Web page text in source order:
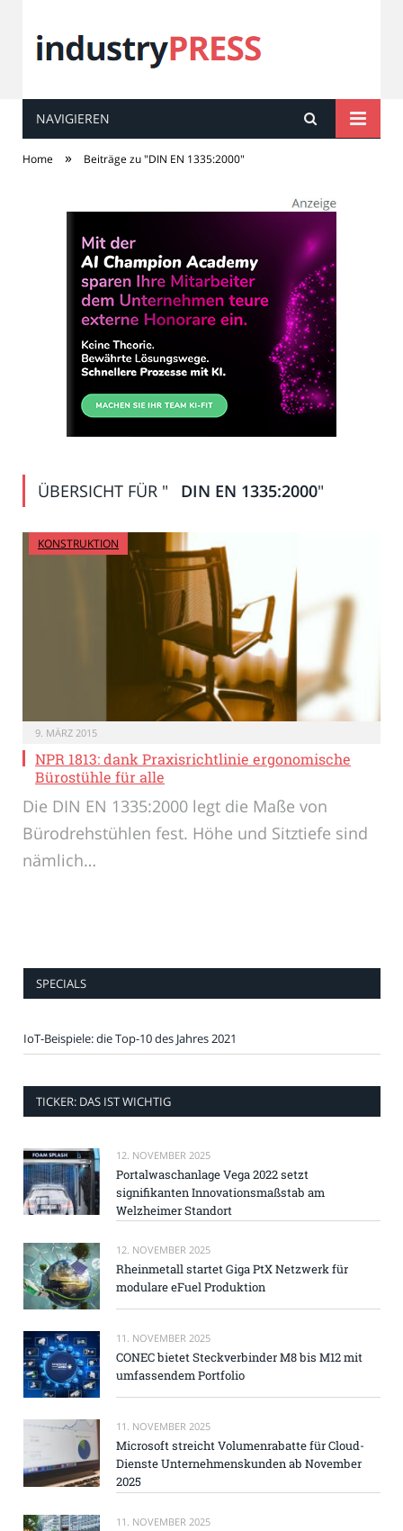
industryPRESS
NAVIGIEREN
Home » Beiträge zu "DIN EN 1335:2000"
ÜBERSICHT FÜR " DIN EN 1335:2000"
KONSTRUKTION
9. MÄRZ 2015
NPR 1813: dank Praxisrichtlinie ergonomische
Bürostühle für alle
Die DIN EN 1335:2000 legt die Maße von
Bürodrehstühlen fest. Höhe und Sitztiefe sind
nämlich…
SPECIALS
IoT-Beispiele: die Top-10 des Jahres 2021
TICKER: DAS IST WICHTIG
12. NOVEMBER 2025
Portalwaschanlage Vega 2022 setzt
signifikanten Innovationsmaßstab am
Welzheimer Standort
12. NOVEMBER 2025
Rheinmetall startet Giga PtX Netzwerk für
modulare eFuel Produktion
11. NOVEMBER 2025
CONEC bietet Steckverbinder M8 bis M12 mit
umfassendem Portfolio
11. NOVEMBER 2025
Microsoft streicht Volumenrabatte für Cloud-
Dienste Unternehmenskunden ab November
2025
11. NOVEMBER 2025